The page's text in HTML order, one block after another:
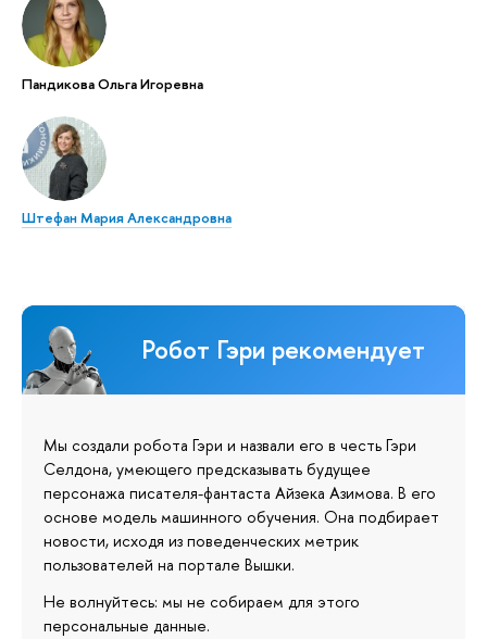
Пандикова Ольга Игоревна
Штефан Мария Александровна
Робот Гэри рекомендует
Мы создали робота Гэри и назвали его в честь Гэри
Селдона, умеющего предсказывать будущее
персонажа писателя-фантаста Айзека Азимова. В его
основе модель машинного обучения. Она подбирает
новости, исходя из поведенческих метрик
пользователей на портале Вышки.
Не волнуйтесь: мы не собираем для этого
персональные данные.